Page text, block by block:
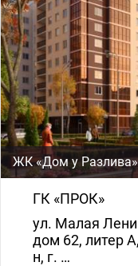
ЖК «Дом у Разлива»
ГК «ПРОК»
ул. Малая
дом 62, литер
н, г. …